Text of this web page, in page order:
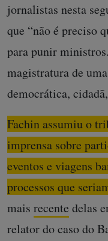
jornalistas nesta
que “não é preciso
para punir
magistratura de
democrática,
Fachin assumiu o
imprensa sobre
eventos e viagens
processos que
mais recente delas
relator do caso do